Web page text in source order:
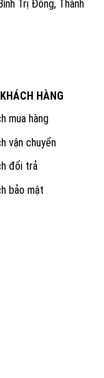
Trị Đông, Thành
HÀNG
mua hàng
vận chuyển
đổi trả
bảo mật